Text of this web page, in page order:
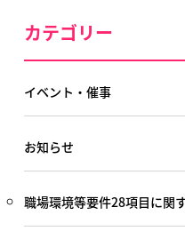
カテゴリー
イベント・催事
お知らせ
職場環境等要件28項目に関